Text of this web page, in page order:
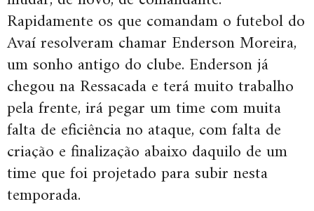
Rapidamente os que comandam o futebol do
Avaí resolveram chamar Enderson Moreira,
um sonho antigo do clube. Enderson já
chegou na Ressacada e terá muito trabalho
pela frente, irá pegar um time com muita
falta de eficiência no ataque, com falta de
criação e finalização abaixo daquilo de um
time que foi projetado para subir nesta
temporada.